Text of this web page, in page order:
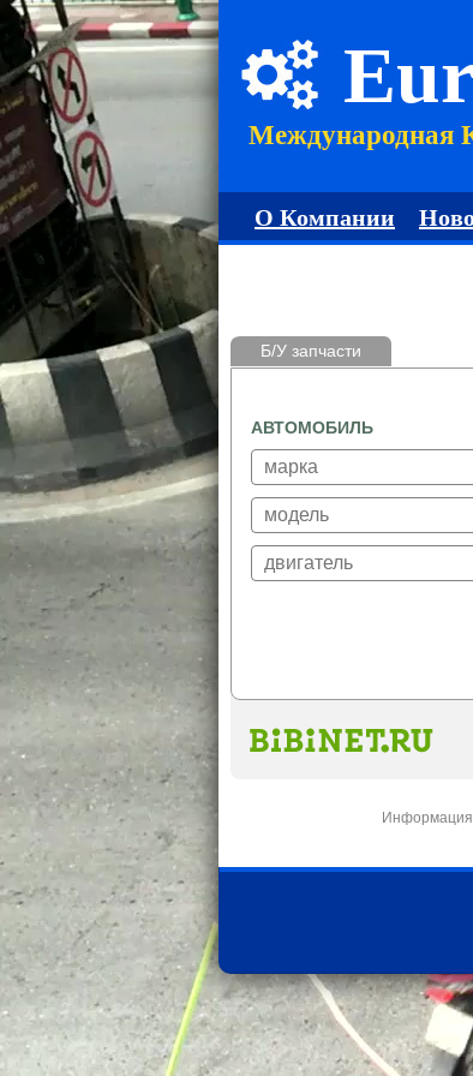
Международная
О Компании
Б/У запчасти
АВТОМОБИЛЬ
Информация